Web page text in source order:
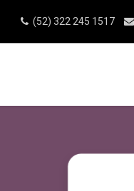
(52) 322 245 1517